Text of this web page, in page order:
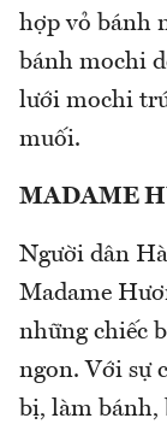
hợp vỏ bánh
bánh mochi
lưới mochi
muối.
MADAME
Người dân
Madame
những chiếc
ngon. Với sự
bị, làm bánh,